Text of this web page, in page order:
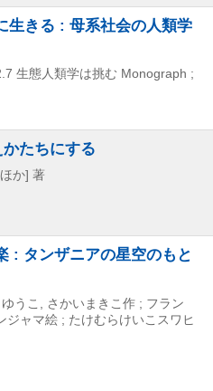
生きる : 母系社会の人類学
生態人類学は挑む Monograph ;
たちにする
か] 著
: タンザニアの星空のもと
うこ, さかいまきこ作 ; フラン
ジャマ絵 ; たけむらけいこスワヒ